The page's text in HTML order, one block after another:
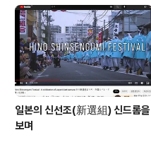
일본의 신선조(新選組) 신드롬을
보며